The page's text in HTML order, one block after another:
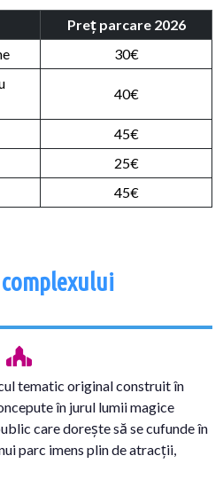
Preț parcare 2026
30€
40€
45€
25€
45€
tematic original construit în
în jurul lumii magice
care dorește să se cufunde în
parc imens plin de atracții,